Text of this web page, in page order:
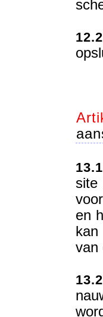
12.2
13.1
site
en
van
13.2